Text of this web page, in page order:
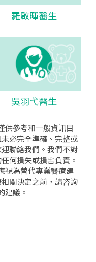
羅啟暉醫生
吳羽弋醫生
供參考和一般資訊目
必完全準確、完整或
聯絡我們。我們不對
何損失或損害負責。
視為替代專業醫療建
關決定之前，請咨詢
建議。